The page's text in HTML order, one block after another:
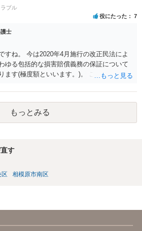
うことで書面提出をしないということであ
関係を修了した上で、貴方のほうで書面提
方がよいでしょう。
ブル
役にたった 7
士
すね。 今は2020年4月施行の改正民法によ
ゆる包括的な損害賠償義務の保証について
ます(極度額といいます。)。 この書式にサ
可能性が高そうです。
もっとみる
す
区 相模原市南区